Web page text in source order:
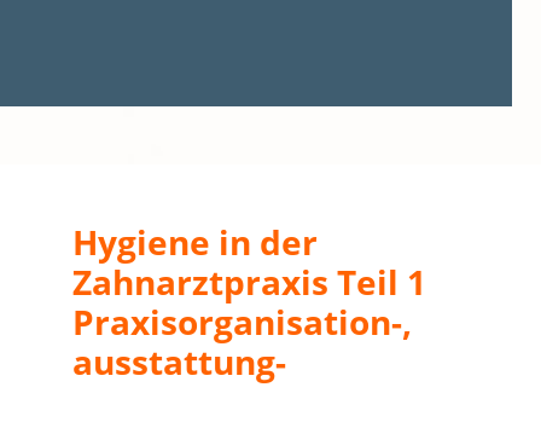
Hygiene in der
Zahnarztpraxis Teil 1
Praxisorganisation-,
ausstattung-